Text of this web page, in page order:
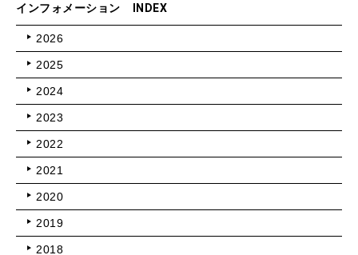
インフォメーション INDEX
2026
2025
2024
2023
2022
2021
2020
2019
2018